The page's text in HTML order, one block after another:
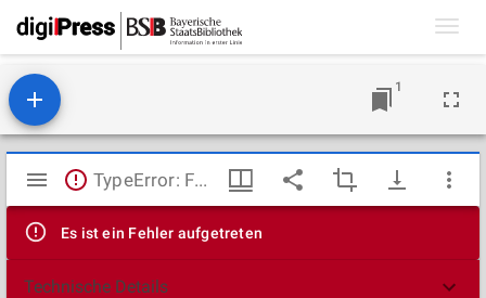
1
Mirador
Viewer
TypeError: Failed to fetch
Es ist ein Fehler aufgetreten
Technische Details